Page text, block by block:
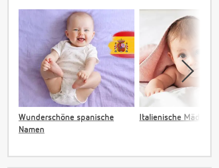
Wunderschöne spanische
Namen
Italienische